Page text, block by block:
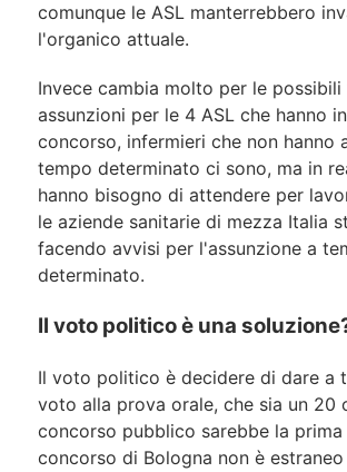
comunque le ASL manterrebbero
l'organico attuale.
Invece cambia molto per le possibili
assunzioni per le 4 ASL che hanno
concorso, infermieri che non hanno
tempo determinato ci sono, ma in
hanno bisogno di attendere per
le aziende sanitarie di mezza Italia
facendo avvisi per l'assunzione a
determinato.
Il voto politico è una
Il voto politico è decidere di dare a
voto alla prova orale, che sia un 20
concorso pubblico sarebbe la
concorso di Bologna non è